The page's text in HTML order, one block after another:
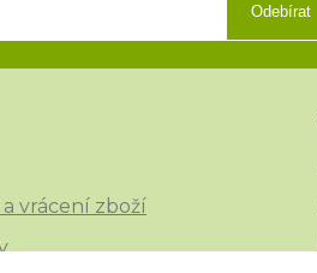
Odebírat
vrácení zboží